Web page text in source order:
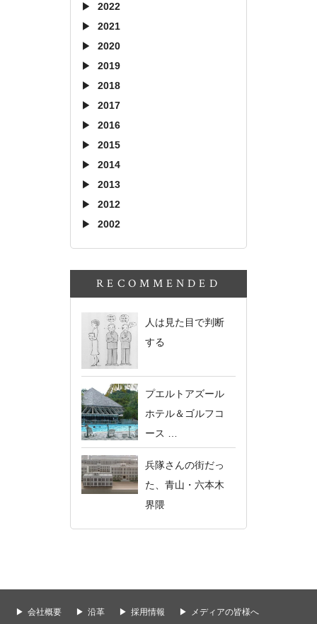
2022
2021
2020
2019
2018
2017
2016
2015
2014
2013
2012
2002
RECOMMENDED
人は見た目で判断
する
プエルトアズール
ホテル＆ゴルフコ
ース …
兵隊さんの街だっ
た、青山・六本木
界隈
会社概要 沿革 採用情報 メディアの皆様へ